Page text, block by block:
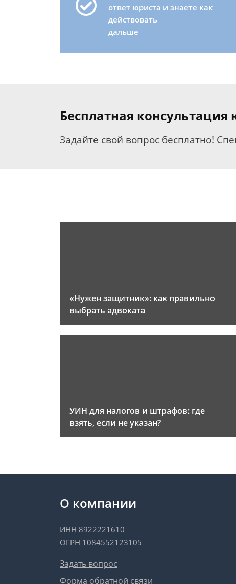
ответ юриста и знаете как
действовать
дальше
Бесплатная консультация
Задайте свой вопрос бесплатно!
«Нужен защитник»: как правильно
выбрать адвоката
УИН для налогов и штрафов: где
взять, если не указан?
О компании
ИНН 8922221610
ОГРН 1084552123105
Задать вопрос
Форма обратной связи